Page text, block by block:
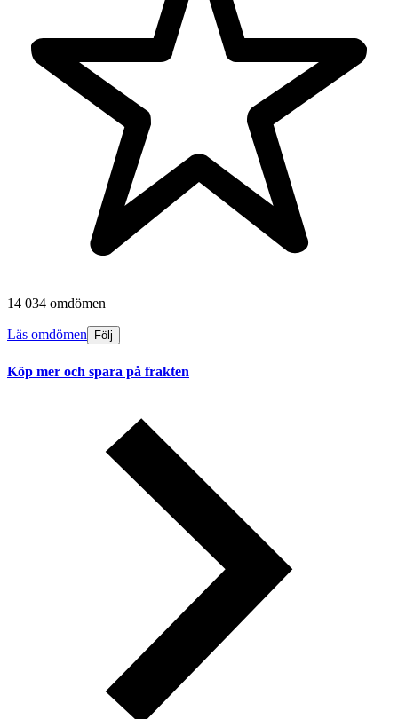
14 034 omdömen
Läs omdömen Följ
Köp mer och spara på frakten